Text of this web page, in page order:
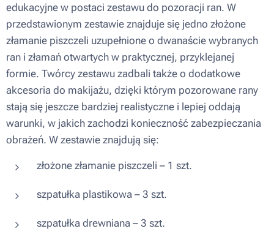
edukacyjne w postaci zestawu do pozoracji ran. W
przedstawionym zestawie znajduje się jedno złożone
złamanie piszczeli uzupełnione o dwanaście wybranych
ran i złamań otwartych w praktycznej, przyklejanej
formie. Twórcy zestawu zadbali także o dodatkowe
akcesoria do makijażu, dzięki którym pozorowane rany
stają się jeszcze bardziej realistyczne i lepiej oddają
warunki, w jakich zachodzi konieczność zabezpieczania
obrażeń. W zestawie znajdują się:
złożone złamanie piszczeli – 1 szt.
szpatułka plastikowa – 3 szt.
szpatułka drewniana – 3 szt.